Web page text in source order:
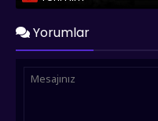
Yorumlar